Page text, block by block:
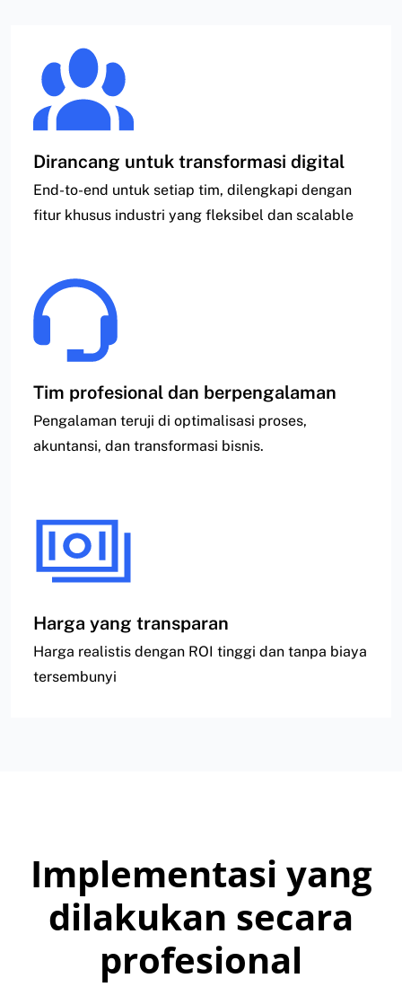
Dirancang untuk transformasi digital
End-to-end untuk setiap tim, dilengkapi dengan
fitur khusus industri yang fleksibel dan scalable
Tim profesional dan berpengalaman
Pengalaman teruji di optimalisasi proses,
akuntansi, dan transformasi bisnis.
Harga yang transparan
Harga realistis dengan ROI tinggi dan tanpa biaya
tersembunyi
Implementasi yang
dilakukan secara
profesional